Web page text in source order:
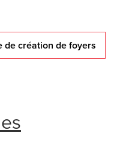
création de foyers